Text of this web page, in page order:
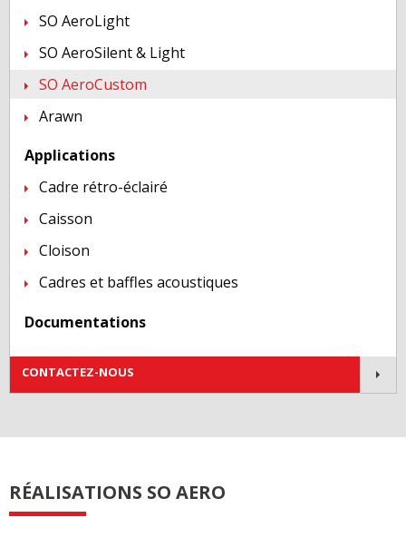
SO AeroLight
SO AeroSilent & Light
SO AeroCustom
Arawn
Applications
Cadre rétro-éclairé
Caisson
Cloison
Cadres et baffles acoustiques
Documentations
CONTACTEZ-NOUS
RÉALISATIONS SO AERO